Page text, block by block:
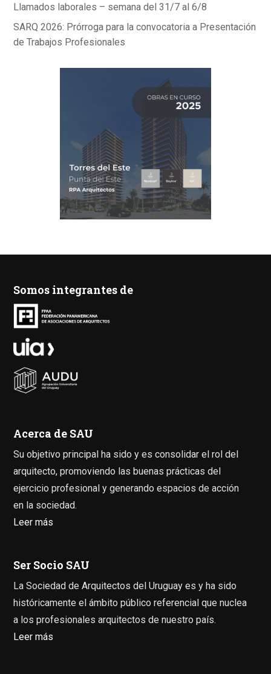
Llamados laborales – semana del 31/7 al 6/8
SARQ 2026: Prórroga para la convocatoria a Presentación
de Trabajos Profesionales
Somos integrantes de
Acerca de SAU
Su objetivo principal ha sido y es consolidar el rol del
arquitecto, promoviendo las buenas prácticas del
ejercicio profesional y generando espacios de acción
en la sociedad.
Leer más
Ser Socio SAU
La Sociedad de Arquitectos del Uruguay es y ha sido
históricamente el ámbito público referencial que nuclea
a los profesionales arquitectos de nuestro país.
Leer más